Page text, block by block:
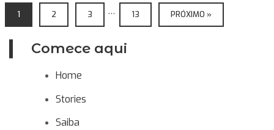
Comece aqui
Home
Stories
Saiba
1 2 3 … 13 PRÓXIMO »